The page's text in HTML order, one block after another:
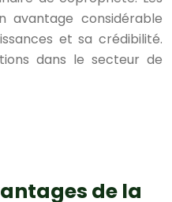
avantage considérable
et sa crédibilité.
dans le secteur de
de la